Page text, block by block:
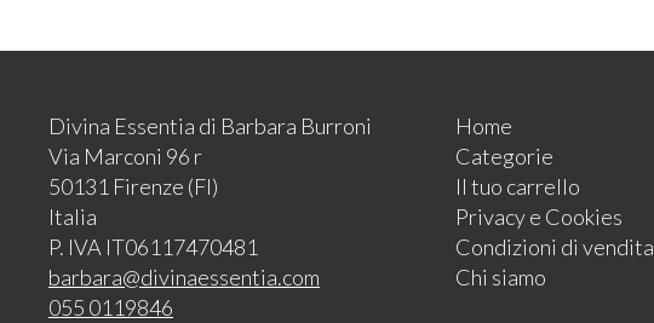
Divina Essentia di Barbara Burroni
Via Marconi 96 r
50131 Firenze (FI)
Italia
P. IVA IT06117470481
barbara@divinaessentia.com
055 0119846
Home
Categorie
Il tuo carrello
Privacy e Cookies
Condizioni di vendita
Chi siamo